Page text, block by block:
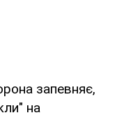
запевняє,
на